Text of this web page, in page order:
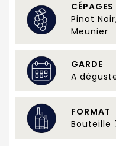
CÉPAGES
Pinot
Meunier
GARDE
A
FORMAT
Bouteille